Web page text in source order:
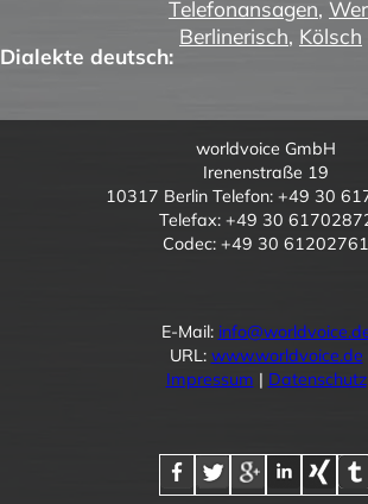
Telefonansagen,
Dialekte deutsch:
Berlinerisch, Kölsch
worldvoice GmbH
Irenenstraße 19
10317 Berlin Telefon: +49 30
Telefax: +49 30
Codec: +49 30 61202761
E-Mail:
URL: www.worldvoice.de
Impressum | Datenschutz